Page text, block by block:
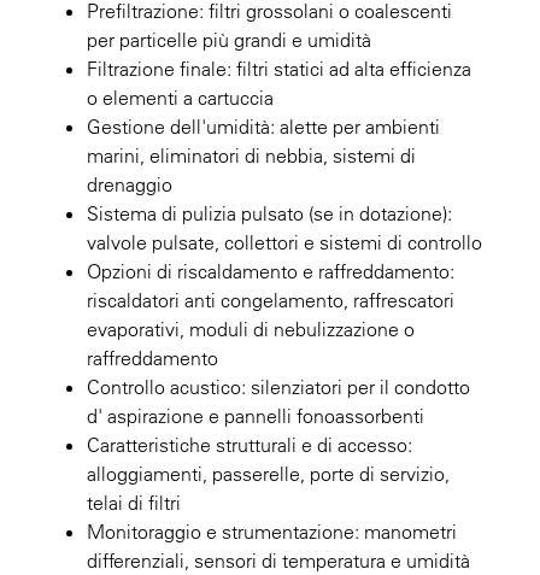
Prefiltrazione: filtri grossolani o coalescenti
per particelle più grandi e umidità
Filtrazione finale: filtri statici ad alta efficienza
o elementi a cartuccia
Gestione dell'umidità: alette per ambienti
marini, eliminatori di nebbia, sistemi di
drenaggio
Sistema di pulizia pulsato (se in dotazione):
valvole pulsate, collettori e sistemi di controllo
Opzioni di riscaldamento e raffreddamento:
riscaldatori anti congelamento, raffrescatori
evaporativi, moduli di nebulizzazione o
raffreddamento
Controllo acustico: silenziatori per il condotto
d' aspirazione e pannelli fonoassorbenti
Caratteristiche strutturali e di accesso:
alloggiamenti, passerelle, porte di servizio,
telai di filtri
Monitoraggio e strumentazione: manometri
differenziali, sensori di temperatura e umidità